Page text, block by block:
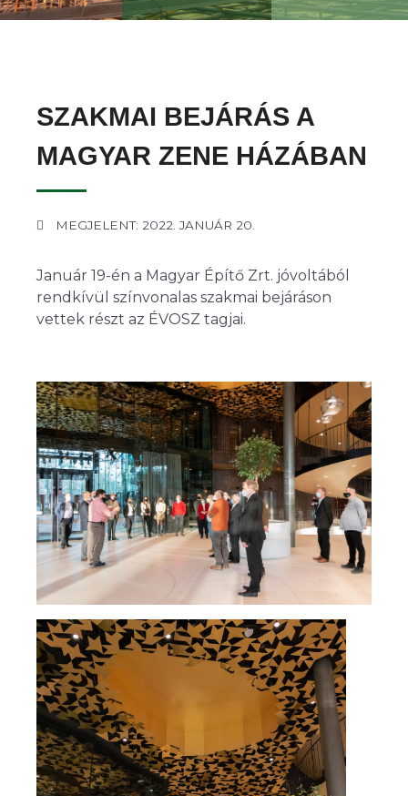
SZAKMAI BEJÁRÁS A
MAGYAR ZENE HÁZÁBAN
MEGJELENT: 2022. JANUÁR 20.
Január 19-én a Magyar Építő Zrt. jóvoltából
rendkívül színvonalas szakmai bejáráson
vettek részt az ÉVOSZ tagjai.